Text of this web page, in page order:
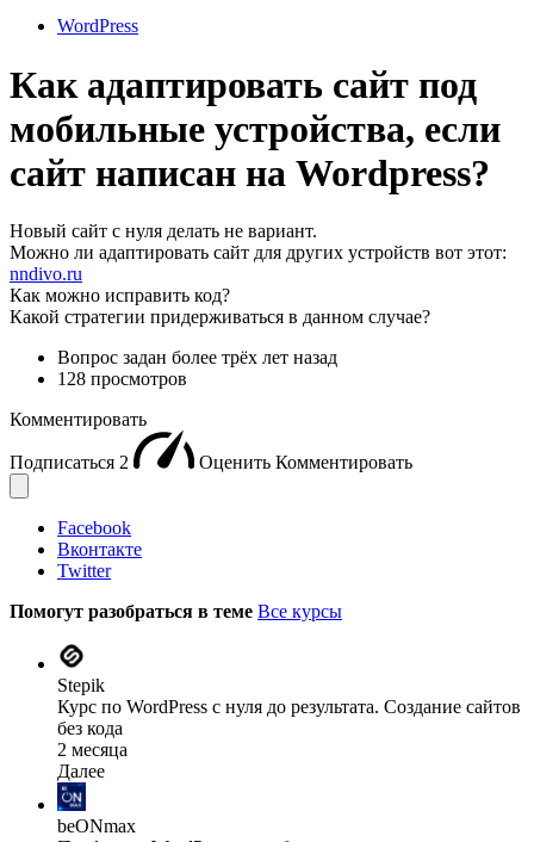
WordPress
Как адаптировать сайт под
мобильные устройства, если
сайт написан на Wordpress?
Новый сайт с нуля делать не вариант.
Можно ли адаптировать сайт для других устройств вот этот:
nndivo.ru
Как можно исправить код?
Какой стратегии придерживаться в данном случае?
Вопрос задан более трёх лет назад
128 просмотров
Комментировать
Подписаться 2 Оценить Комментировать
Facebook
Вконтакте
Twitter
Помогут разобраться в теме Все курсы
Stepik
Курс по WordPress с нуля до результата. Создание сайтов
без кода
2 месяца
Далее
beONmax